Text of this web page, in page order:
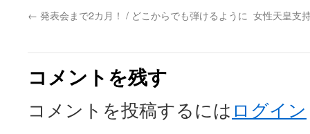
← 発表会まで2カ月！ / どこからでも弾けるように 女性天皇支
コメントを残す
コメントを投稿するには ログイン